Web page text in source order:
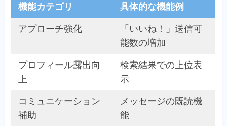
機能カテゴリ 具体的な機能例
アプローチ強化
「いいね！」送信可
能数の増加
プロフィール露出向
上
検索結果での上位表
示
コミュニケーション
補助
メッセージの既読機
能